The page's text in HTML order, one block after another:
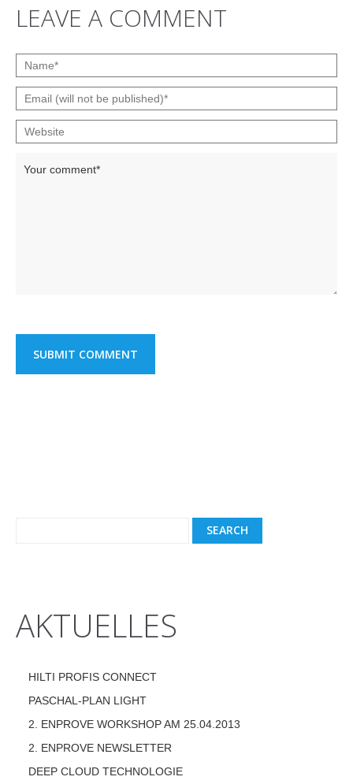
LEAVE A COMMENT
AKTUELLES
HILTI PROFIS CONNECT
PASCHAL-PLAN LIGHT
2. ENPROVE WORKSHOP AM 25.04.2013
2. ENPROVE NEWSLETTER
DEEP CLOUD TECHNOLOGIE